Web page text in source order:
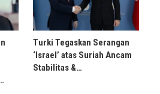
Turki Tegaskan Serangan
‘Israel’ atas Suriah Ancam
Stabilitas &…